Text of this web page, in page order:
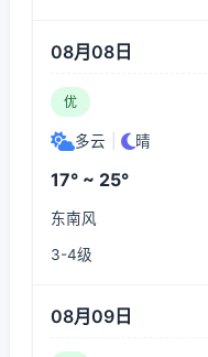
08月08日
优
多云 晴
17° ~ 25°
东南风
3-4级
08月09日